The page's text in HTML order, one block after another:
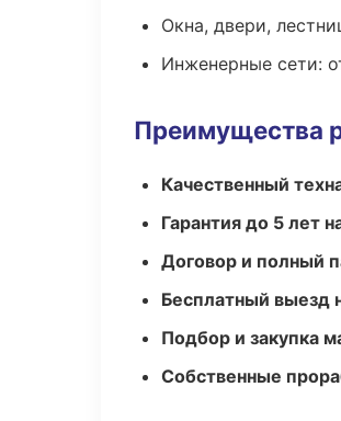
Окна, двери,
Инженерные сети:
Преимущества
Качественный
Гарантия до 5 лет
Договор и полный
Бесплатный выезд
Подбор и закупка
Собственные